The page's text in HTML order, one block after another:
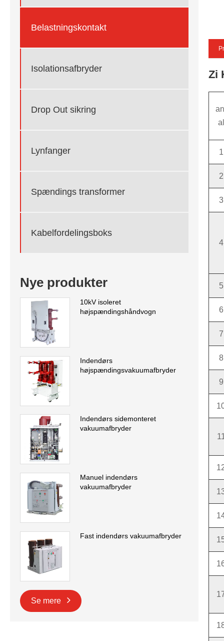
Belastningskontakt
Isolationsafbryder
Drop Out sikring
Lynfanger
Spændings transformer
Kabelfordelingsboks
Nye produkter
10kV isoleret
højspændingshåndvogn
Indendørs
højspændingsvakuumafbryder
Indendørs sidemonteret
vakuumafbryder
Manuel indendørs
vakuumafbryder
Fast indendørs vakuumafbryder
Se mere
Zi
al
1
2
3
4
5
6
7
8
9